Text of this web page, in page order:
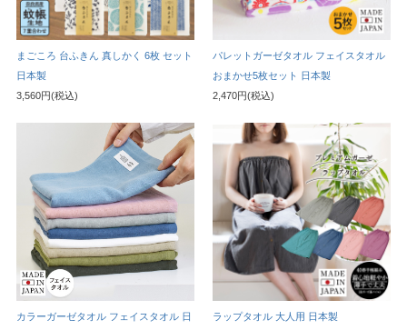
まごころ 台ふきん 真しかく 6枚 セット
日本製
3,560円(税込)
パレットガーゼタオル フェイスタオル
おまかせ5枚セット 日本製
2,470円(税込)
カラーガーゼタオル フェイスタオル 日
ラップタオル 大人用 日本製